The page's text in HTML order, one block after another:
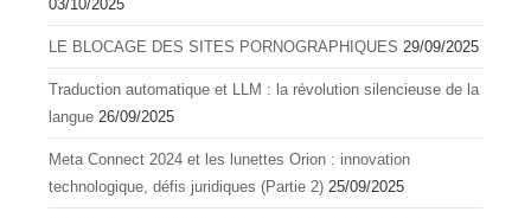
03/10/2025
LE BLOCAGE DES SITES PORNOGRAPHIQUES 29/09/2025
Traduction automatique et LLM : la révolution silencieuse de la
langue 26/09/2025
Meta Connect 2024 et les lunettes Orion : innovation
technologique, défis juridiques (Partie 2) 25/09/2025